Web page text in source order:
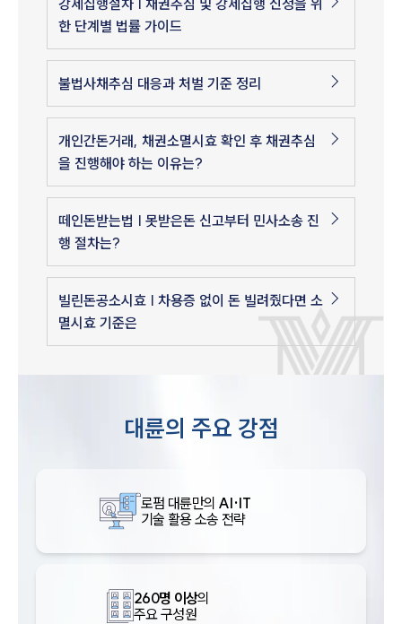
한 단계별 법률 가이드
불법사채추심 대응과 처벌 기준 정리
개인간돈거래, 채권소멸시효 확인 후 채권추심
을 진행해야 하는 이유는?
떼인돈받는법 | 못받은돈 신고부터 민사소송 진
행 절차는?
빌린돈공소시효 | 차용증 없이 돈 빌려줬다면 소
멸시효 기준은
대륜의 주요 강점
로펌 대륜만의 AI·IT
기술 활용 소송 전략
260명 이상의
주요 구성원